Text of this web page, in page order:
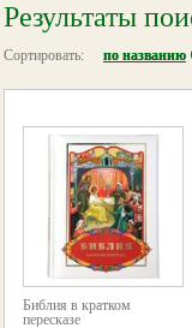
Результаты
Сортировать: по названию
Библия в кратком
пересказе